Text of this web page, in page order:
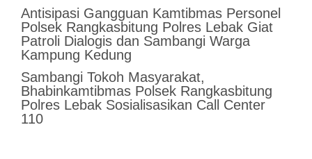
Antisipasi Gangguan Kamtibmas Personel
Polsek Rangkasbitung Polres Lebak Giat
Patroli Dialogis dan Sambangi Warga
Kampung Kedung
Sambangi Tokoh Masyarakat,
Bhabinkamtibmas Polsek Rangkasbitung
Polres Lebak Sosialisasikan Call Center
110